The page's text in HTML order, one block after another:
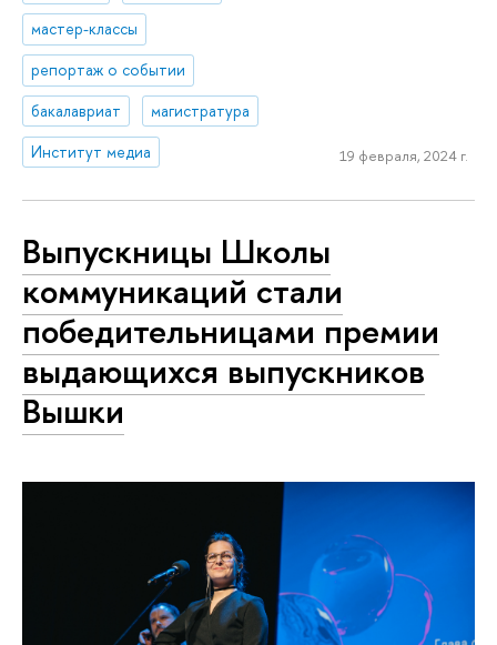
мастер-классы
репортаж о событии
бакалавриат
магистратура
Институт медиа
19 февраля, 2024 г.
Выпускницы Школы
коммуникаций стали
победительницами премии
выдающихся выпускников
Вышки